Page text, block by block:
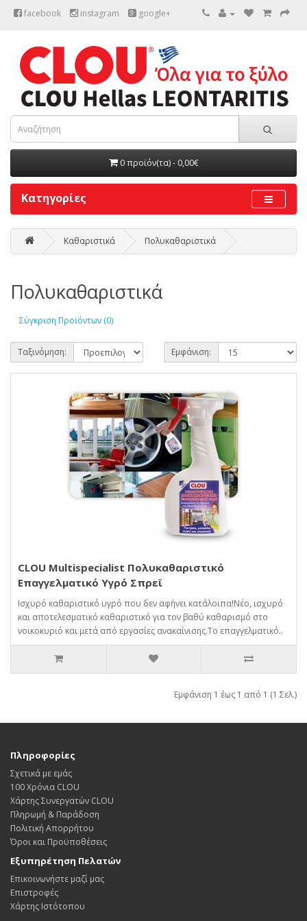
facebook instagram google+
0 προϊόν(τα) - 0,00€
Κατηγορίες
Καθαριστικά Πολυκαθαριστικά
Πολυκαθαριστικά
Σύγκριση Προϊόντων (0)
Ταξινόμηση: Εμφάνιση:
CLOU Multispecialist Πολυκαθαριστικό
Επαγγελματικό Υγρό Σπρεϊ
Ισχυρό καθαριστικό υγρό που δεν αφήνει κατάλοιπα!Νέο, ισχυρό
και αποτελεσματικό καθαριστικό για τον βαθύ καθαρισμό στο
νοικοκυριό και μετά από εργασίες ανακαίνισης.Το επαγγελματικό..
Εμφάνιση 1 έως 1 από 1 (1 Σελ.)
Πληροφορίες
Σχετικά με εμάς
100 Χρόνια CLOU
Χάρτης Συνεργατών CLOU
Πληρωμή & Παράδοση
Πολιτική Απορρήτου
Όροι και Προϋποθέσεις
Εξυπηρέτηση Πελατών
Επικοινωνήστε μαζί μας
Επιστροφές
Χάρτης Ιστότοπου